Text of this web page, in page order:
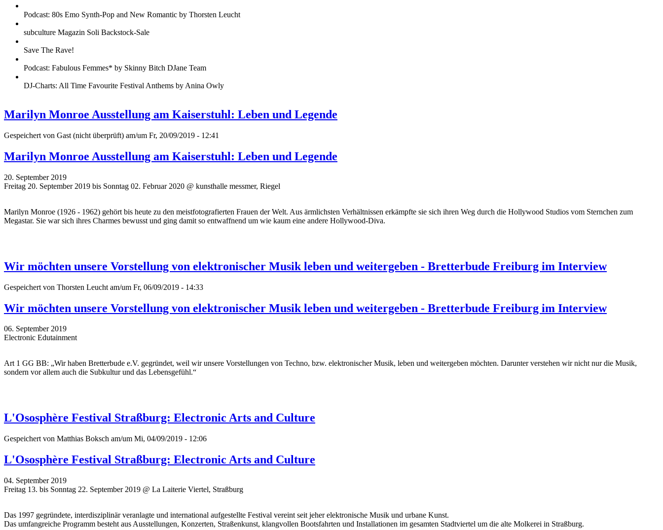
Podcast: 80s Emo Synth-Pop and New Romantic by Thorsten Leucht
subculture Magazin Soli Backstock-Sale
Save The Rave!
Podcast: Fabulous Femmes* by Skinny Bitch DJane Team
DJ-Charts: All Time Favourite Festival Anthems by Anina Owly
Marilyn Monroe Ausstellung am Kaiserstuhl: Leben und Legende
Gespeichert von Gast (nicht überprüft) am/um Fr, 20/09/2019 - 12:41
Marilyn Monroe Ausstellung am Kaiserstuhl: Leben und Legende
20. September 2019
Freitag 20. September 2019 bis Sonntag 02. Februar 2020 @ kunsthalle messmer, Riegel
Marilyn Monroe (1926 - 1962) gehört bis heute zu den meistfotografierten Frauen der Welt. Aus ärmlichsten Verhältnissen erkämpfte sie sich ihren Weg durch die Hollywood Studios vom Sternchen zum
Megastar. Sie war sich ihres Charmes bewusst und ging damit so entwaffnend um wie kaum eine andere Hollywood-Diva.
Wir möchten unsere Vorstellung von elektronischer Musik leben und weitergeben - Bretterbude Freiburg im Interview
Gespeichert von Thorsten Leucht am/um Fr, 06/09/2019 - 14:33
Wir möchten unsere Vorstellung von elektronischer Musik leben und weitergeben - Bretterbude Freiburg im Interview
06. September 2019
Electronic Edutainment
Art 1 GG BB: „Wir haben Bretterbude e.V. gegründet, weil wir unsere Vorstellungen von Techno, bzw. elektronischer Musik, leben und weitergeben möchten. Darunter verstehen wir nicht nur die Musik,
sondern vor allem auch die Subkultur und das Lebensgefühl.“
L'Ososphère Festival Straßburg: Electronic Arts and Culture
Gespeichert von Matthias Boksch am/um Mi, 04/09/2019 - 12:06
L'Ososphère Festival Straßburg: Electronic Arts and Culture
04. September 2019
Freitag 13. bis Sonntag 22. September 2019 @ La Laiterie Viertel, Straßburg
Das 1997 gegründete, interdisziplinär veranlagte und international aufgestellte Festival vereint seit jeher elektronische Musik und urbane Kunst.
Das umfangreiche Programm besteht aus Ausstellungen, Konzerten, Straßenkunst, klangvollen Bootsfahrten und Installationen im gesamten Stadtviertel um die alte Molkerei in Straßburg.